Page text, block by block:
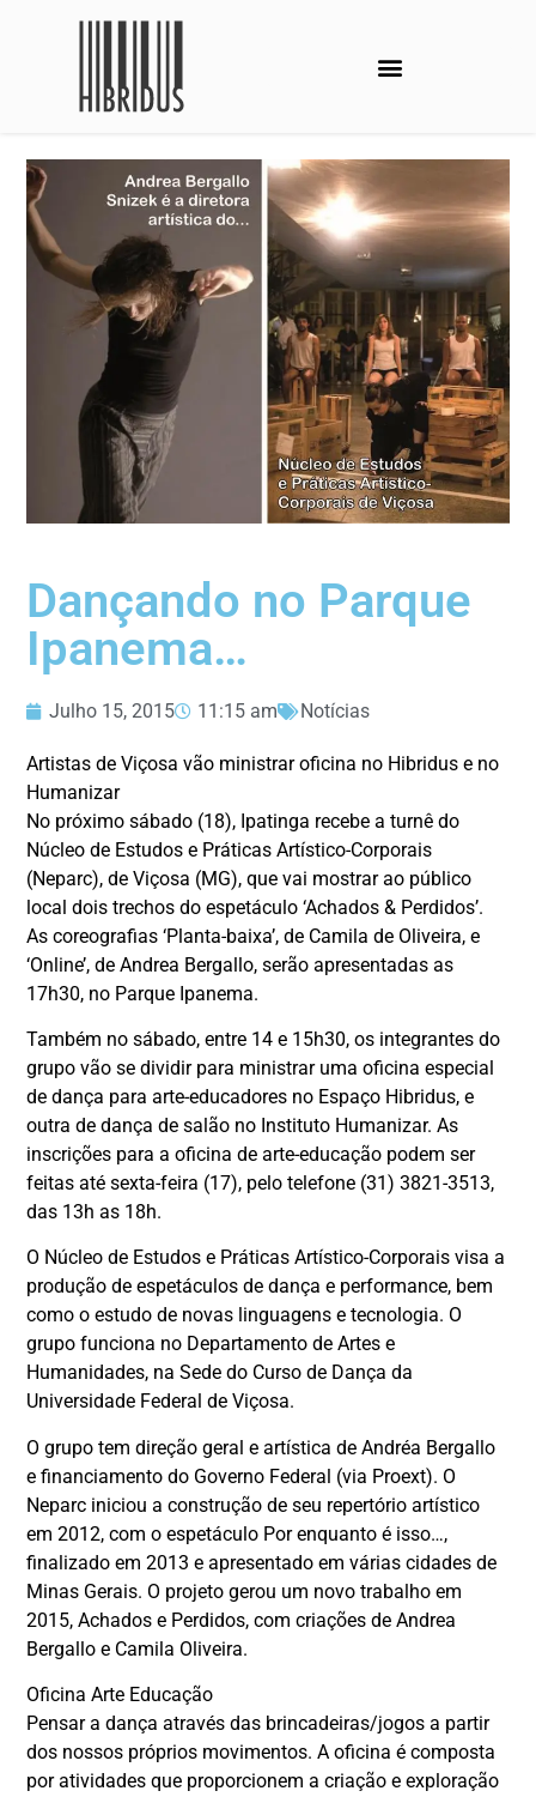
Dançando no Parque
Ipanema…
Julho 15, 2015 11:15 am Notícias
Artistas de Viçosa vão ministrar oficina no Hibridus e no
Humanizar
No próximo sábado (18), Ipatinga recebe a turnê do
Núcleo de Estudos e Práticas Artístico-Corporais
(Neparc), de Viçosa (MG), que vai mostrar ao público
local dois trechos do espetáculo ‘Achados & Perdidos’.
As coreografias ‘Planta-baixa’, de Camila de Oliveira, e
‘Online’, de Andrea Bergallo, serão apresentadas as
17h30, no Parque Ipanema.
Também no sábado, entre 14 e 15h30, os integrantes do
grupo vão se dividir para ministrar uma oficina especial
de dança para arte-educadores no Espaço Hibridus, e
outra de dança de salão no Instituto Humanizar. As
inscrições para a oficina de arte-educação podem ser
feitas até sexta-feira (17), pelo telefone (31) 3821-3513,
das 13h as 18h.
O Núcleo de Estudos e Práticas Artístico-Corporais visa a
produção de espetáculos de dança e performance, bem
como o estudo de novas linguagens e tecnologia. O
grupo funciona no Departamento de Artes e
Humanidades, na Sede do Curso de Dança da
Universidade Federal de Viçosa.
O grupo tem direção geral e artística de Andréa Bergallo
e financiamento do Governo Federal (via Proext). O
Neparc iniciou a construção de seu repertório artístico
em 2012, com o espetáculo Por enquanto é isso…,
finalizado em 2013 e apresentado em várias cidades de
Minas Gerais. O projeto gerou um novo trabalho em
2015, Achados e Perdidos, com criações de Andrea
Bergallo e Camila Oliveira.
Oficina Arte Educação
Pensar a dança através das brincadeiras/jogos a partir
dos nossos próprios movimentos. A oficina é composta
por atividades que proporcionem a criação e exploração